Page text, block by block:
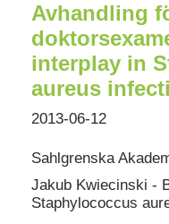
Avhandling
interplay in
aureus
2013-06-12
Sahlgrenska
Jakub Kwiecinski -
Staphylococcus